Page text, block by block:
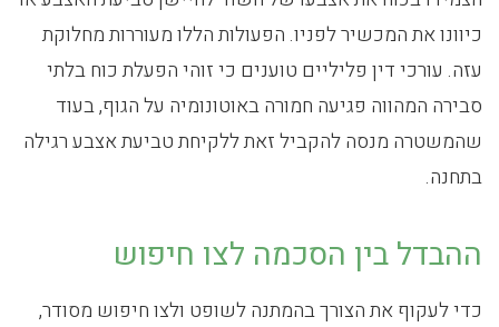
כיוונו את המכשיר לפניו. הפעולות הללו מעוררות מחלוקת
עזה. עורכי דין פליליים טוענים כי זוהי הפעלת כוח בלתי
סבירה המהווה פגיעה חמורה באוטונומיה על הגוף, בעוד
שהמשטרה מנסה להקביל זאת ללקיחת טביעת אצבע רגילה
בתחנה.
ההבדל בין הסכמה לצו חיפוש
כדי לעקוף את הצורך בהמתנה לשופט ולצו חיפוש מסודר,